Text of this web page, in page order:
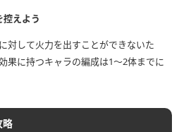
えよう
対して火力を出すことができないた
果に持つキャラの編成は1〜2体までに
略